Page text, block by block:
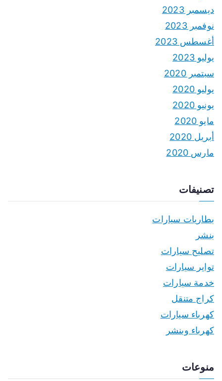
ديسمبر 2023
نوفمبر 2023
أغسطس 2023
يوليو 2023
سبتمبر 2020
يوليو 2020
يونيو 2020
مايو 2020
أبريل 2020
مارس 2020
تصنيفات
بطاريات سيارات
بنشر
تصليح سيارات
تواير سيارات
خدمة سيارات
كراج متنقل
كهرباء سيارات
كهرباء وبنشر
منوعات